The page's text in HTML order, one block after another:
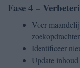
Fase 4 –
Voer
Identificeer
Update inhoud